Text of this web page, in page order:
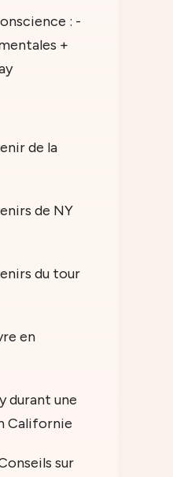
: -
+
de la
de NY
du tour
en
durant une
Californie
sur